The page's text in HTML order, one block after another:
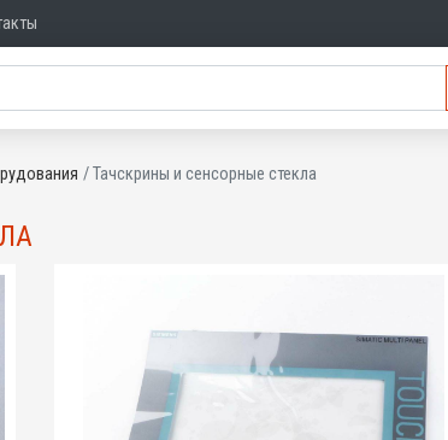
Тачскрины и сенсорные стекла